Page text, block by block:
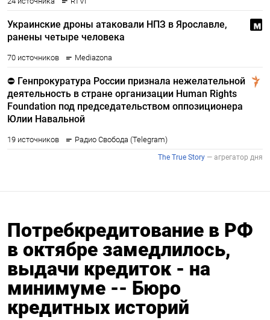
Потребкредитование в РФ
в октябре замедлилось,
выдачи кредиток - на
минимуме -- Бюро
кредитных историй